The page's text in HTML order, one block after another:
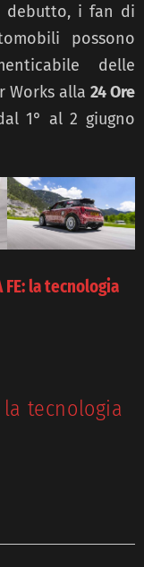
debutto, i fan di
possono
delle
Works alla 24 Ore
1° al 2 giugno
FE: la tecnologia
la tecnologia